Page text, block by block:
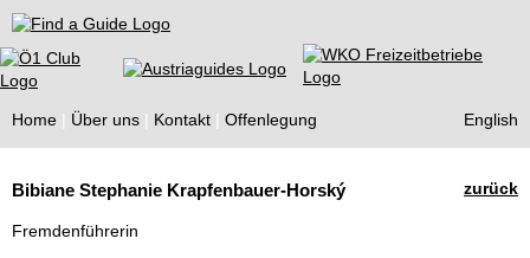
Find a Guide
Home Über uns Kontakt Offenlegung English
Guides
zurück
Bibiane Stephanie Krapfenbauer-Horský
Fremdenführerin